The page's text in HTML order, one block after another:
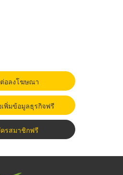
อลงโฆษณา
พิ่มข้อมูลธุรกิจฟรี
รสมาชิกฟรี